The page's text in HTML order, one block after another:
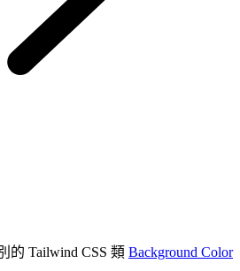
的 Tailwind CSS 類 Background Color